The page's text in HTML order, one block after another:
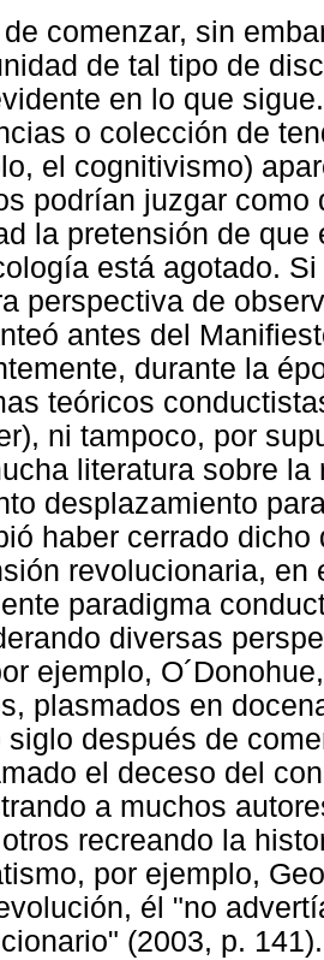
comenzar, sin
de tal tipo de
en lo que
o colección de
el cognitivismo)
podrían juzgar
la pretensión de
está agotado.
perspectiva de
antes del
durante la
teóricos
ni tampoco, por
literatura sobre
desplazamiento
haber cerrado
revolucionaria, en
paradigma
diversas
ejemplo,
plasmados en
siglo después de
el deceso del
a muchos
recreando la
por ejemplo,
él "no
(2003, p.